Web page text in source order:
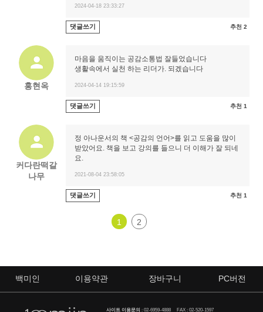
2024-04-18 23:33:27
댓글쓰기 추천 2
홍현옥
마음을 움직이는 공감소통법 잘들었습니다
생활속에서 실천 하는 리더가. 되겠습니다
2024-04-14 19:15:59
댓글쓰기 추천 1
커다란떡갈
나무
정 아나운서의 책 <공감의 언어>를 읽고 도움을 많이
받았어요. 책을 보고 강의를 들으니 더 이해가 잘 되네
요.
2021-08-04 23:58:05
댓글쓰기 추천 1
1 2
백미인 이용약관 장바구니 PC버전
사이트 이용문의 :02-6959-4888 FAX : 02-520-1597